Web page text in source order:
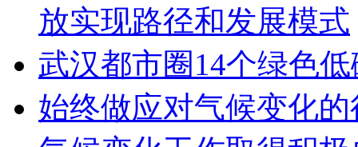
放实现路径和发展模式
武汉都市圈14个绿色
始终做应对气候变化